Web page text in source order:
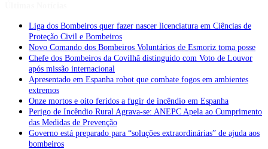
Liga dos Bombeiros quer fazer nascer licenciatura em Ciências de
Proteção Civil e Bombeiros
Novo Comando dos Bombeiros Voluntários de Esmoriz toma posse
Chefe dos Bombeiros da Covilhã distinguido com Voto de Louvor
após missão internacional
Apresentado em Espanha robot que combate fogos em ambientes
extremos
Onze mortos e oito feridos a fugir de incêndio em Espanha
Perigo de Incêndio Rural Agrava-se: ANEPC Apela ao Cumprimento
das Medidas de Prevenção
Governo está preparado para “soluções extraordinárias” de ajuda aos
bombeiros